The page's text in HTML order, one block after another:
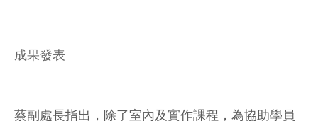
成果發表
蔡副處長指出，除了室內及實作課程，為協助學員